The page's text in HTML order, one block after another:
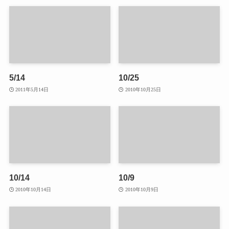
5/14
2011年5月14日
10/25
2010年10月25日
10/14
2010年10月14日
10/9
2010年10月9日